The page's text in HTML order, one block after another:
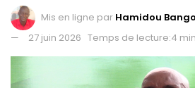
Mis en ligne par Hamidou
27 juin 2026 Temps de lecture:4